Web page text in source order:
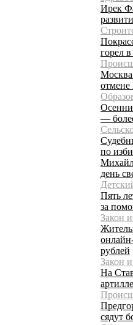
Ирек
горел
—
по
день
Пять
за
Закон
рублей
Закон
На
сядут